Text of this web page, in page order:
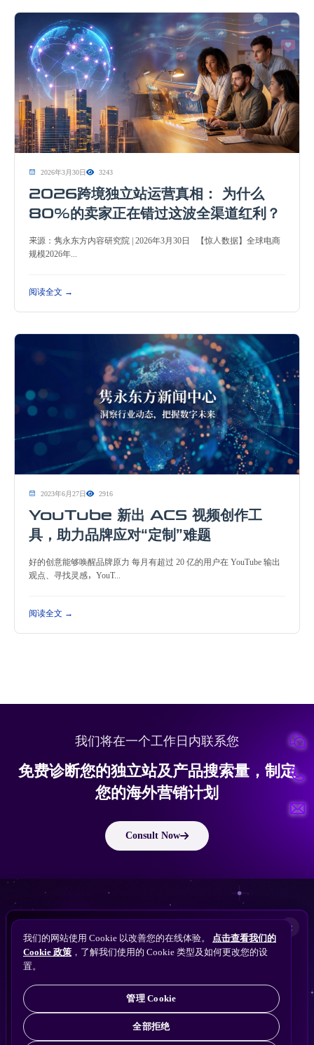
2026年3月30日 3243
2026跨境独立站运营真相： 为什么
80%的卖家正在错过这波全渠道红利？
来源：隽永东方内容研究院 | 2026年3月30日 【惊人数据】全球电商
规模2026年...
阅读全文 →
2023年6月27日 2916
YouTube 新出 ACS 视频创作工
具，助力品牌应对“定制”难题
好的创意能够唤醒品牌原力 每月有超过 20 亿的用户在 YouTube 输出
观点、寻找灵感，YouT...
阅读全文 →
我们将在一个工作日内联系您
免费诊断您的独立站及产品搜索量，制定
您的海外营销计划
Consult Now
版权所有 © 2010 ~ 2026 隽永东方/EastDigi--专注企业海外业务增长
备案号：苏ICP备14005285号-11
我们的网站使用 Cookie 以改善您的在线体验。 点击查看我们的
Cookie 政策 ，了解我们使用的 Cookie 类型及如何更改您的设
置。
管理 Cookie
全部拒绝
×
Perplexity
Gemini
ChatGPT
搜索找到您的独立站？
免费获取隽永东方 SEO / AEO / GEO 独立站可见